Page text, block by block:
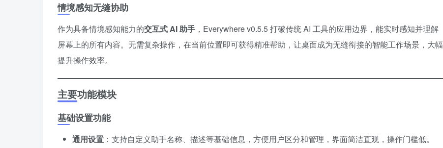
情境感知无缝协助
作为具备情境感知能力的交互式 AI 助手 ，Everywhere v0.5.5 打破传统 AI 工具的应用边界，能实时感知并理解
屏幕上的所有内容。无需复杂操作，在当前位置即可获得精准帮助，让桌面成为无缝衔接的智能工作场景，大幅
提升操作效率。
主要功能模块
基础设置功能
通用设置 ：支持自定义助手名称、描述等基础信息，方便用户区分和管理，界面简洁直观，操作门槛低。